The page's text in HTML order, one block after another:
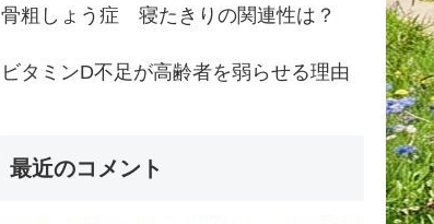
骨粗しょう症 寝たきりの関連性は？
ビタミンD不足が高齢者を弱らせる理由
最近のコメント